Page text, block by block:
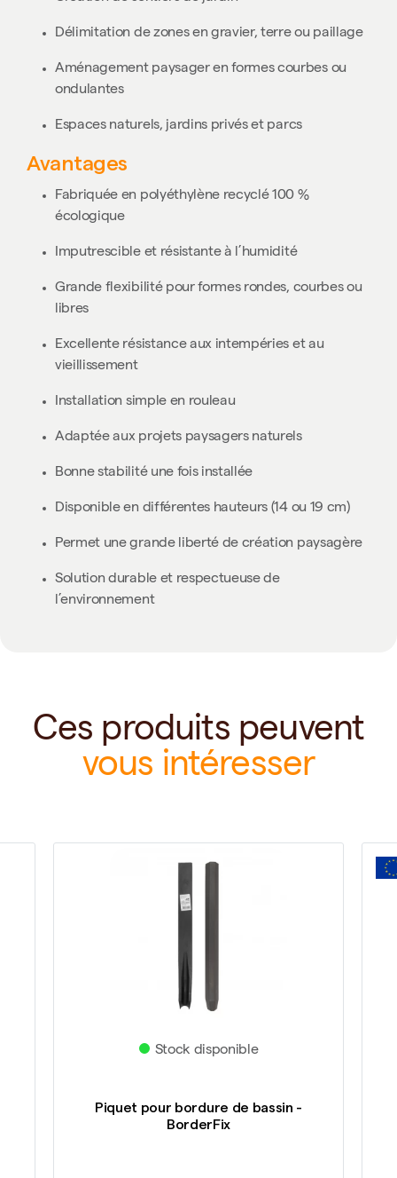
Délimitation de zones en gravier, terre ou paillage
Aménagement paysager en formes courbes ou
ondulantes
Espaces naturels, jardins privés et parcs
Avantages
Fabriquée en polyéthylène recyclé 100 %
écologique
Imputrescible et résistante à l’humidité
Grande flexibilité pour formes rondes, courbes ou
libres
Excellente résistance aux intempéries et au
vieillissement
Installation simple en rouleau
Adaptée aux projets paysagers naturels
Bonne stabilité une fois installée
Disponible en différentes hauteurs (14 ou 19 cm)
Permet une grande liberté de création paysagère
Solution durable et respectueuse de
l’environnement
Ces produits peuvent
vous intéresser
Stock disponible
Piquet pour bordure de bassin -
BorderFix